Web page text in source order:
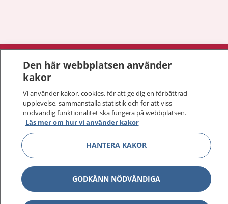
Kontakt
Behandling av personuppgifter
Hantering av kakor
Den här webbplatsen använder
kakor
Vi använder kakor, cookies, för att ge dig en förbättrad
upplevelse, sammanställa statistik och för att viss
nödvändig funktionalitet ska fungera på webbplatsen.
Läs mer om hur vi använder kakor
HANTERA KAKOR
GODKÄNN NÖDVÄNDIGA